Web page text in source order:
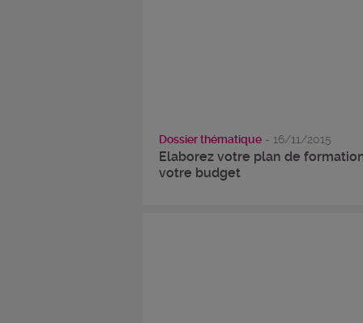
Dossier thématique - 16/11/2015
Elaborez votre plan de
votre budget